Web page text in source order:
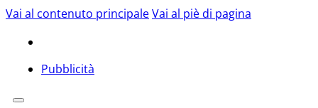
Vai al contenuto principaleVai al piè di pagina
Pubblicità